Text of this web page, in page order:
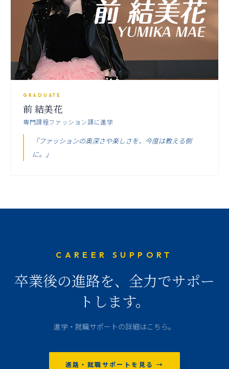
GRADUATE
前 結美花
専門課程ファッション課に進学
「ファッションの奥深さや楽しさを、今度は教える側
に。」
CAREER SUPPORT
卒業後の進路を、全力でサポー
トします。
進学・就職サポートの詳細はこちら。
進路・就職サポートを見る →